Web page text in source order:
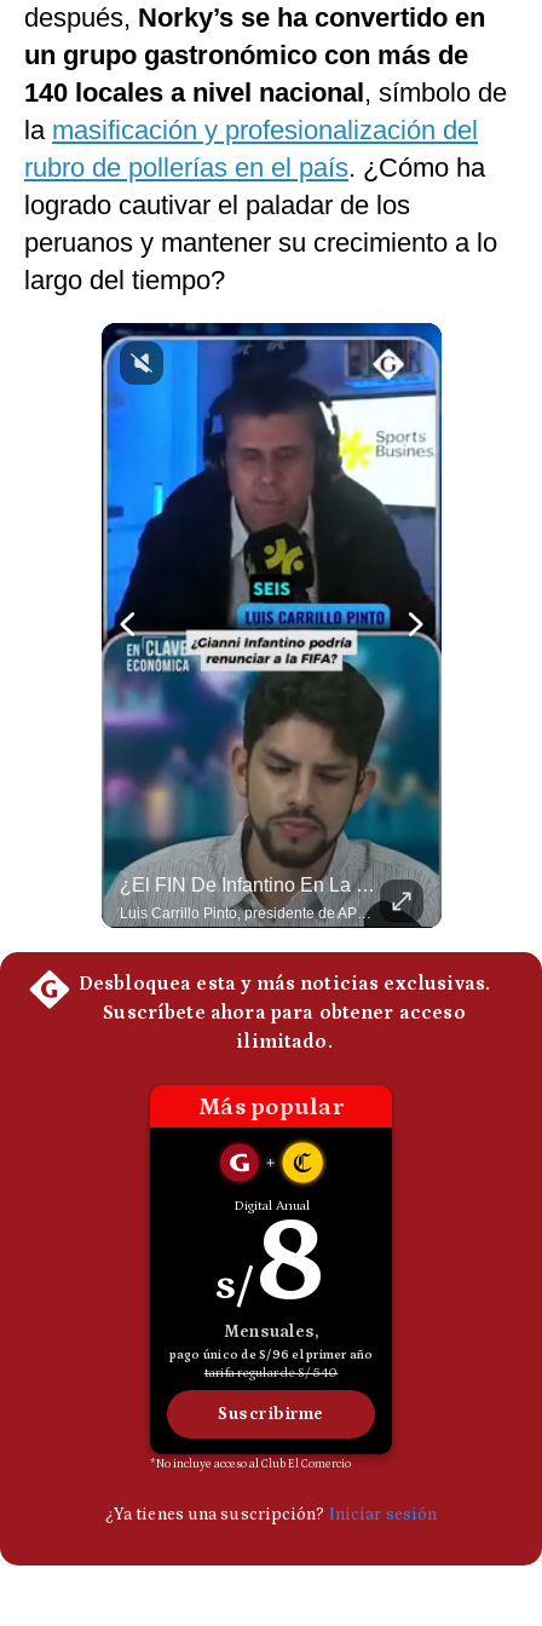
Notas Contratadas
Podcast
Gestión TV
Videos
Fotogalerías
gestion.pe
Preguntas
Frecuentes
después, Norky’s se ha convertido en
un grupo gastronómico con más de
140 locales a nivel nacional, símbolo de
la masificación y profesionalización del
rubro de pollerías en el país. ¿Cómo ha
logrado cautivar el paladar de los
peruanos y mantener su crecimiento a lo
largo del tiempo?
¿El FIN De Infantino En La FIFA? El Grave Pronóstico Sobre Su Renuncia | #EnClaveEconómica
Luis Carrillo Pinto, presidente de APEMD pronostica meses muy difíciles para Infantino y sostiene que una mayor presión de la UEFA, junto con nuevas investigaciones periodísticas, podría llevarlo a dimitir. También menciona renuncias internas y acusaciones de que el proyecto fue impulsado por una sola persona. #GianniInfantino #FIFA #UEFA #LuisCarrilloPinto #APEMD #Futbol #NoticiasDeportivas #Mundial #Shorts 👉 Suscríbete y activa la campana para no perderte nuestro análisis diario. 🌎 Síguenos en nuestras redes sociales: 📌 Web oficial: https://gestion.pe/mundo/ 📌 LinkedIn: http://bit.ly/3HYIET0 📌 X (Twitter): http://bit.ly/4noZtX9 📌 TikTok: http://bit.ly/4evB6TO